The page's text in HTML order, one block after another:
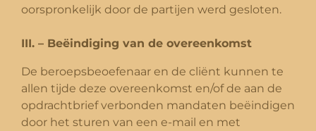
oorspronkelijk door de partijen werd gesloten.
III. – Beëindiging van de overeenkomst
De beroepsbeoefenaar en de cliënt kunnen te
allen tijde deze overeenkomst en/of de aan de
opdrachtbrief verbonden mandaten beëindigen
door het sturen van een e-mail en met